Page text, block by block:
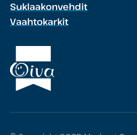
Suklaakonvehdit
Vaahtokarkit